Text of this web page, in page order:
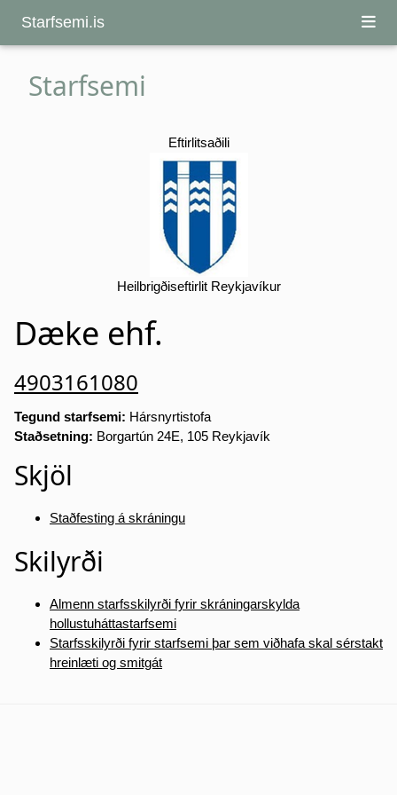
Starfsemi.is
Starfsemi
Eftirlitsaðili
Heilbrigðiseftirlit Reykjavíkur
Dæke ehf.
4903161080
Tegund starfsemi: Hársnyrtistofa
Staðsetning: Borgartún 24E, 105 Reykjavík
Skjöl
Staðfesting á skráningu
Skilyrði
Almenn starfsskilyrði fyrir skráningarskylda
hollustuháttastarfsemi
Starfsskilyrði fyrir starfsemi þar sem viðhafa skal sérstakt
hreinlæti og smitgát